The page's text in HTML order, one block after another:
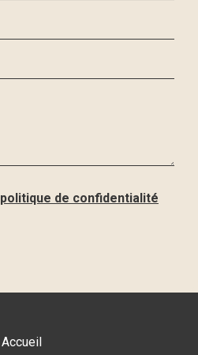
politique de confidentialité
Accueil